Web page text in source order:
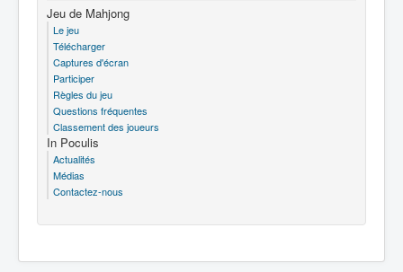
Jeu de Mahjong
Le jeu
Télécharger
Captures d'écran
Participer
Règles du jeu
Questions fréquentes
Classement des joueurs
In Poculis
Actualités
Médias
Contactez-nous